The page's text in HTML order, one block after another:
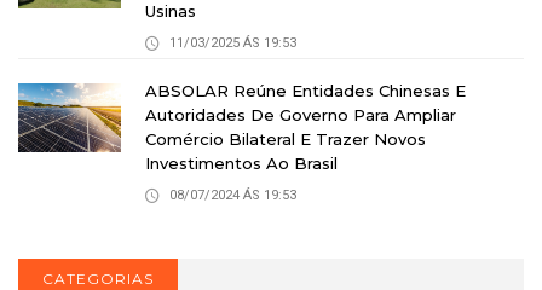
Usinas
11/03/2025 ÁS 19:53
ABSOLAR Reúne Entidades Chinesas E
Autoridades De Governo Para Ampliar
Comércio Bilateral E Trazer Novos
Investimentos Ao Brasil
08/07/2024 ÁS 19:53
CATEGORIAS